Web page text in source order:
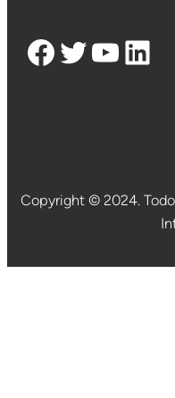
Facebook Twitter YouTube LinkedIn
Copyright © 2024.